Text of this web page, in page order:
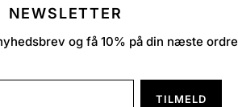
NEWSLETTER
og få 10% på din næste ordre
TILMELD